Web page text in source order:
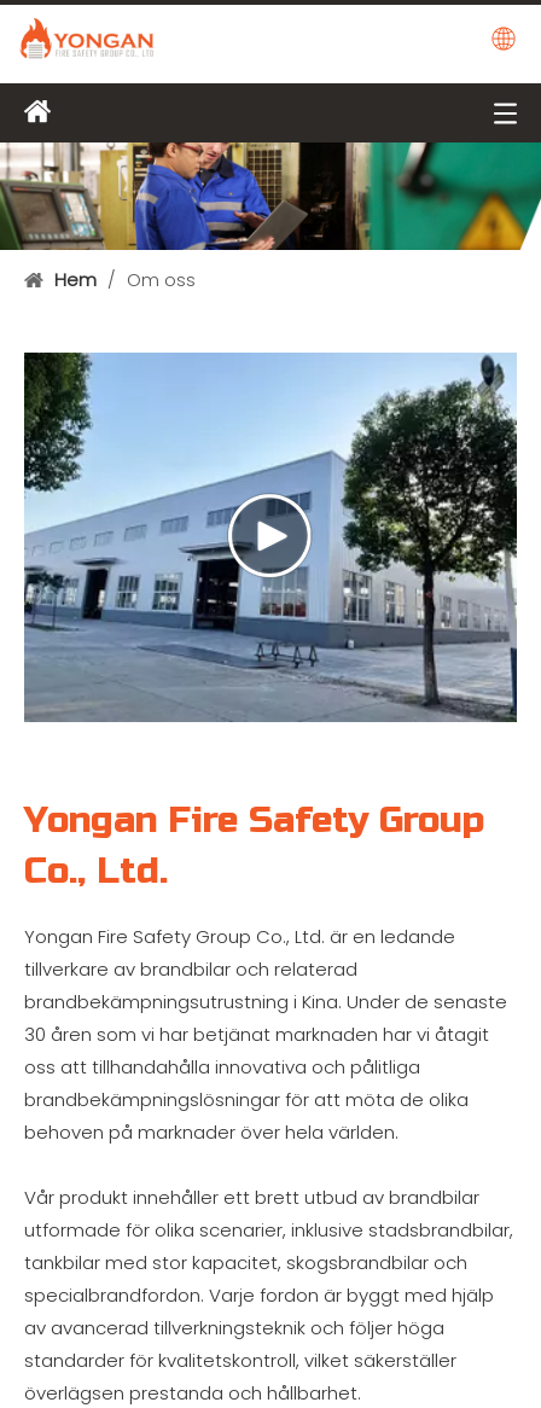
Hem / Om oss
Yongan Fire Safety Group
Co., Ltd.
Yongan Fire Safety Group Co., Ltd. är en ledande
tillverkare av brandbilar och relaterad
brandbekämpningsutrustning i Kina. Under de senaste
30 åren som vi har betjänat marknaden har vi åtagit
oss att tillhandahålla innovativa och pålitliga
brandbekämpningslösningar för att möta de olika
behoven på marknader över hela världen.
Vår produkt innehåller ett brett utbud av brandbilar
utformade för olika scenarier, inklusive stadsbrandbilar,
tankbilar med stor kapacitet, skogsbrandbilar och
specialbrandfordon. Varje fordon är byggt med hjälp
av avancerad tillverkningsteknik och följer höga
standarder för kvalitetskontroll, vilket säkerställer
överlägsen prestanda och hållbarhet.